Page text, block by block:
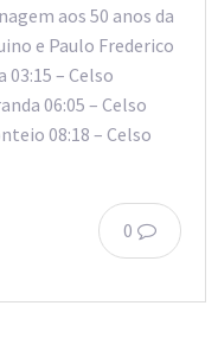
aos 50 anos da
e Paulo Frederico
– Celso
06:05 – Celso
08:18 – Celso
0